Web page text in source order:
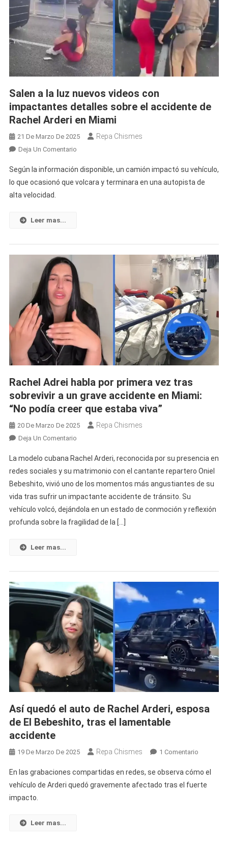
Salen a la luz nuevos videos con
impactantes detalles sobre el accidente de
Rachel Arderi en Miami
21 De Marzo De 2025 Repa Chismes
Deja Un ComentarioEn
A
La
Impactantes
Detalles
El
Accidente
De
Rachel
Arderi
Miami
Según la información disponible, un camión impactó su vehículo,
lo que ocasionó que volcara y terminara en una autopista de
alta velocidad.
Leer mas...
Rachel Adrei habla por primera vez tras
sobrevivir a un grave accidente en Miami:
“No podía creer que estaba viva”
20 De Marzo De 2025 Repa Chismes
Deja Un ComentarioEn
Adrei
Habla
Por
Primera
Vez
Tras
En
Miami:
“No
Podía
Creer
Que
Estaba
Viva”
La modelo cubana Rachel Arderi, reconocida por su presencia en
redes sociales y su matrimonio con el cantante repartero Oniel
Bebeshito, vivió uno de los momentos más angustiantes de su
vida tras sufrir un impactante accidente de tránsito. Su
vehículo volcó, dejándola en un estado de conmoción y reflexión
profunda sobre la fragilidad de la […]
Leer mas...
Así quedó el auto de Rachel Arderi, esposa
de El Bebeshito, tras el lamentable
accidente
19 De Marzo De 2025 Repa Chismes 1 ComentarioEn
Quedó
El
En las grabaciones compartidas en redes, se observa cómo el
vehículo de Arderi quedó gravemente afectado tras el fuerte
impacto.
Leer mas...